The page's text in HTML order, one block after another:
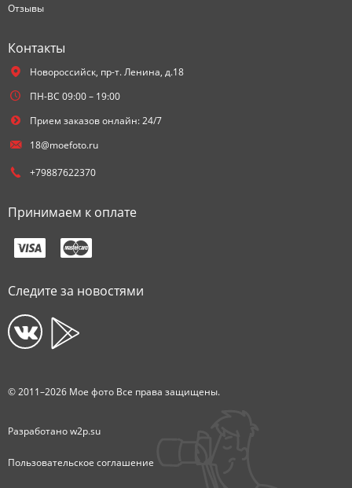
Отзывы
Контакты
Новороссийск, пр-т. Ленина, д.18
ПН-ВС 09:00 – 19:00
Прием заказов онлайн: 24/7
18@moefoto.ru
+79887622370
Принимаем к оплате
Следите за новостями
© 2011–2026 Мое фото Все права защищены.
Разработаноw2p.su
Пользовательское соглашение